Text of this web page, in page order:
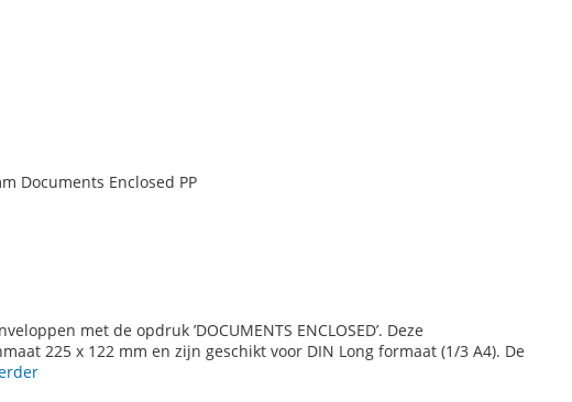
Documents Enclosed PP
met de opdruk ’DOCUMENTS ENCLOSED’. Deze
225 x 122 mm en zijn geschikt voor DIN Long formaat (1/3 A4). De